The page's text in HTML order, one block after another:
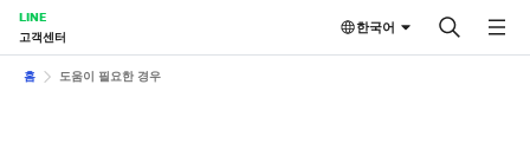
LINE
고객센터
한국어
홈 도움이 필요한 경우